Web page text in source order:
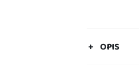
OPIS